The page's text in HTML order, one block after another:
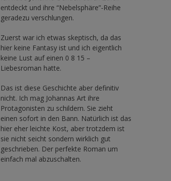
entdeckt und ihre “Nebelsphäre”-Reihe
geradezu verschlungen.
Zuerst war ich etwas skeptisch, da das
hier keine Fantasy ist und ich eigentlich
keine Lust auf einen 0 8 15 –
Liebesroman hatte.
Das ist diese Geschichte aber definitiv
nicht. Ich mag Johannas Art ihre
Protagonisten zu schildern. Sie zieht
einen sofort in den Bann. Natürlich ist das
hier eher leichte Kost, aber trotzdem ist
sie nicht seicht sondern wirklich gut
geschrieben. Der perfekte Roman um
einfach mal abzuschalten.